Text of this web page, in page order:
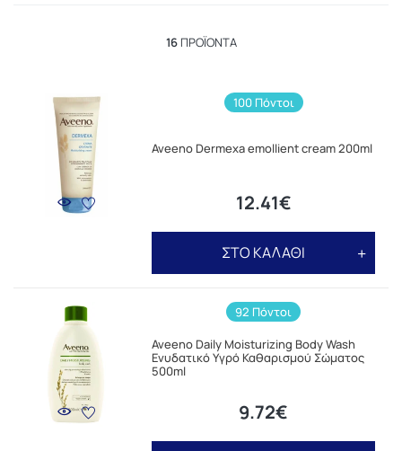
16ΠΡΟΪΌΝΤΑ
100 Πόντοι
Aveeno Dermexa emollient cream 200ml
12.41€
ΣΤΟ ΚΑΛΑΘΙ
92 Πόντοι
Aveeno Daily Moisturizing Body Wash
Ενυδατικό Υγρό Καθαρισμού Σώματος
500ml
9.72€